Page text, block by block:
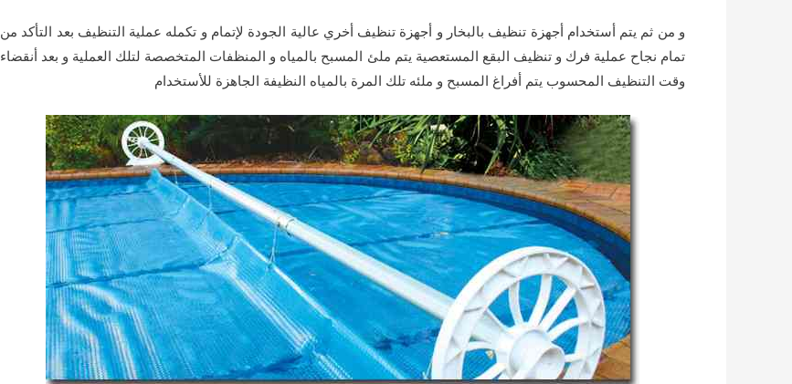
و من ثم يتم أستخدام أجهزة تنظيف بالبخار و أجهزة تنظيف أخري عالية الجودة لإتمام و تكمله عملية التنظيف بعد التأكد من
تمام نجاح عملية فرك و تنظيف البقع المستعصية يتم ملئ المسبح بالمياه و المنظفات المتخصصة لتلك العملية و بعد أنقضاء
وقت التنظيف المحسوب يتم أفراغ المسبح و ملئه تلك المرة بالمياه النظيفة الجاهزة للأستخدام